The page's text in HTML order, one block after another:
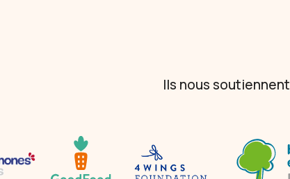
Ils nous soutiennent